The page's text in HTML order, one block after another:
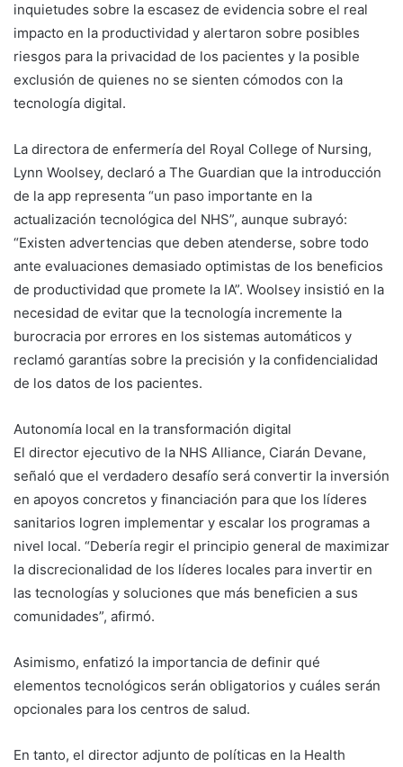
inquietudes sobre la escasez de evidencia sobre el real
impacto en la productividad y alertaron sobre posibles
riesgos para la privacidad de los pacientes y la posible
exclusión de quienes no se sienten cómodos con la
tecnología digital.
La directora de enfermería del Royal College of Nursing,
Lynn Woolsey, declaró a The Guardian que la introducción
de la app representa “un paso importante en la
actualización tecnológica del NHS”, aunque subrayó:
“Existen advertencias que deben atenderse, sobre todo
ante evaluaciones demasiado optimistas de los beneficios
de productividad que promete la IA”. Woolsey insistió en la
necesidad de evitar que la tecnología incremente la
burocracia por errores en los sistemas automáticos y
reclamó garantías sobre la precisión y la confidencialidad
de los datos de los pacientes.
Autonomía local en la transformación digital
El director ejecutivo de la NHS Alliance, Ciarán Devane,
señaló que el verdadero desafío será convertir la inversión
en apoyos concretos y financiación para que los líderes
sanitarios logren implementar y escalar los programas a
nivel local. “Debería regir el principio general de maximizar
la discrecionalidad de los líderes locales para invertir en
las tecnologías y soluciones que más beneficien a sus
comunidades”, afirmó.
Asimismo, enfatizó la importancia de definir qué
elementos tecnológicos serán obligatorios y cuáles serán
opcionales para los centros de salud.
En tanto, el director adjunto de políticas en la Health